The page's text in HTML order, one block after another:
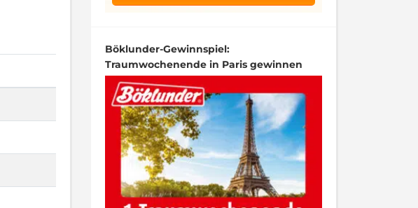
Böklunder-Gewinnspiel:
Traumwochenende in Paris gewinnen